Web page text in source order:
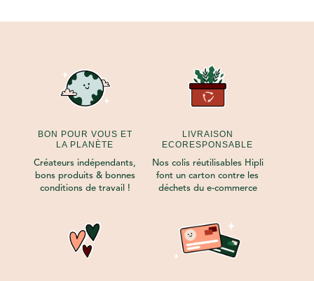
BON POUR VOUS ET
LA PLANÈTE
Créateurs indépendants,
bons produits & bonnes
conditions de travail !
LIVRAISON
ECORESPONSABLE
Nos colis réutilisables Hipli
font un carton contre les
déchets du e-commerce